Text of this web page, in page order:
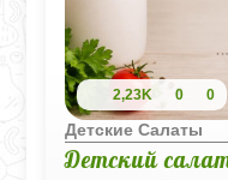
2,23K 0 0
Детские Салаты
Детский